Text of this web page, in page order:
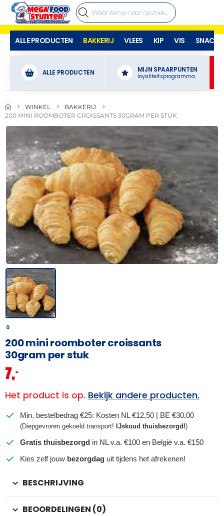
ALLE PRODUCTEN BAKKERIJ VLEES KIP VIS SNACKS
ALLE PRODUCTEN MIJN SPAARPUNTEN
loyaliteitsprogramma
WINKEL
BAKKERIJ
200 MINI ROOMBOTER CROISSANTS 30GRAM PER STUK
0
200 mini roomboter croissants
30gram per stuk
7,–
Het product is op. Bekijk andere producten.
Min. bestelbedrag €25: Kosten NL €12,50 | BE €30,00
(Diepgevroren gekoeld transport! IJskoud thuisbezorgd!)
Gratis thuisbezorgd in NL v.a. €100 en België v.a. €150
Kies zelf jouw bezorgdag uit tijdens het afrekenen!
BESCHRIJVING
BEOORDELINGEN (0)